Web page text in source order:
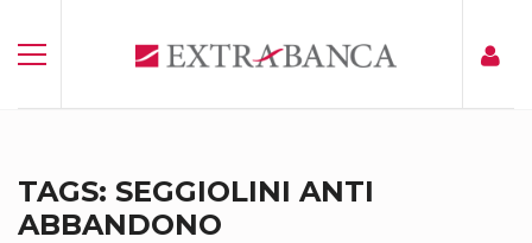
TAGS: SEGGIOLINI ANTI
ABBANDONO